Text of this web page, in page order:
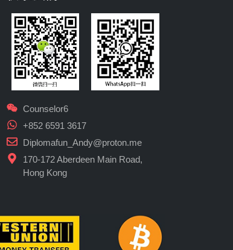
Counselor6
+852 6591 3617
Diplomafun_Andy@proton.me
170-172 Aberdeen Main Road,
Hong Kong